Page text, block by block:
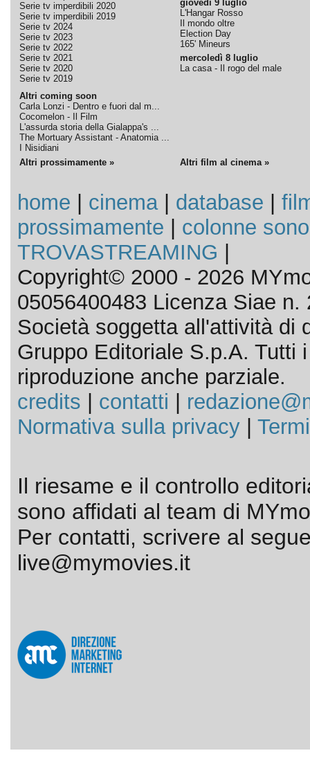
Serie tv imperdibili 2020
Serie tv imperdibili 2019
Serie tv 2024
Serie tv 2023
Serie tv 2022
Serie tv 2021
Serie tv 2020
Serie tv 2019
Altri coming soon
Carla Lonzi - Dentro e fuori dal m...
Cocomelon - Il Film
L'assurda storia della Gialappa's ...
The Mortuary Assistant - Anatomia ...
I Nisidiani
giovedì 9 luglio
L'Hangar Rosso
Il mondo oltre
Election Day
165' Mineurs
mercoledì 8 luglio
La casa - Il rogo del male
Altri prossimamente » Altri film al cinema »
home cinema| database
prossimamente
colonne
TROVASTREAMING
Copyright© 2000 - 2026
05056400483 Licenza Siae n.
Società soggetta all'attività di
Gruppo Editoriale S.p.A. Tutti
riproduzione anche parziale.
credits
contatti
Normativa sulla privacy|
Il riesame e il controllo
sono affidati al team di
Per contatti, scrivere al
live@mymovies.it